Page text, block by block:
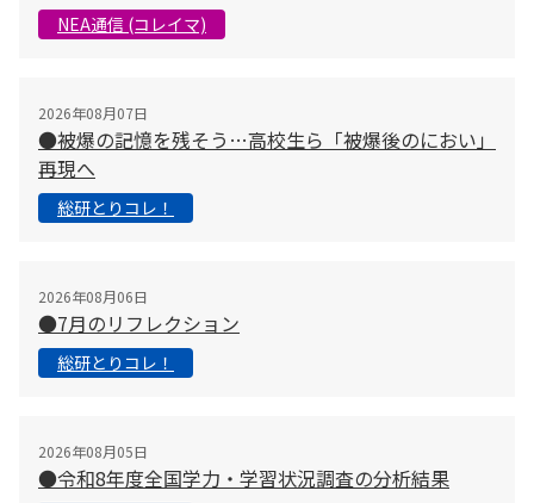
NEA通信 (コレイマ)
2026年08月07日
●被爆の記憶を残そう…高校生ら「被爆後のにおい」
再現へ
総研とりコレ！
2026年08月06日
●7月のリフレクション
総研とりコレ！
2026年08月05日
●令和8年度全国学力・学習状況調査の分析結果